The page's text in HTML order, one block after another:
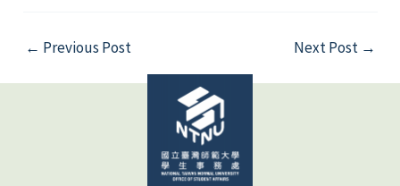
← Previous Post Next Post →